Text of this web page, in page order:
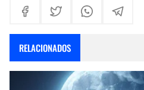
RELACIONADOS